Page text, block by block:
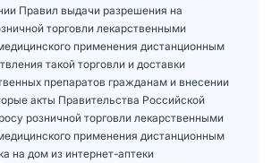
Правил выдачи разрешения на
торговли лекарственными
применения дистанционным
такой торговли и доставки
препаратов гражданам и внесении
акты Правительства Российской
розничной торговли лекарственными
применения дистанционным
на дом из интернет-аптеки